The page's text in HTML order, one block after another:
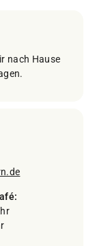
nach Hause